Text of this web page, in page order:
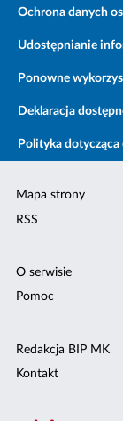
Ochrona danych
Udostępnianie
Ponowne
Deklaracja
Polityka
Mapa strony
RSS
O serwisie
Pomoc
Redakcja BIP MK
Kontakt